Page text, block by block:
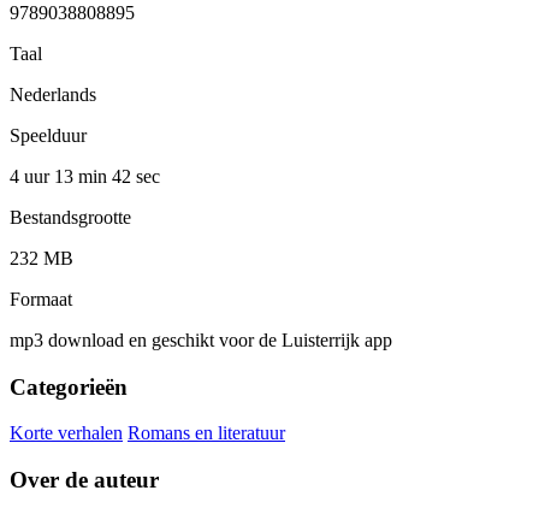
9789038808895
Taal
Nederlands
Speelduur
4 uur 13 min 42 sec
Bestandsgrootte
232 MB
Formaat
mp3 download en geschikt voor de Luisterrijk app
Categorieën
Korte verhalen Romans en literatuur
Over de auteur